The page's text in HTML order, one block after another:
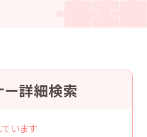
ー詳細検索
います